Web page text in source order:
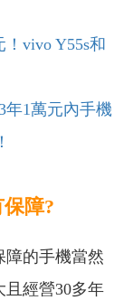
！vivo Y55s和
年1萬元內手機
障?
障的手機當然
且經營30多年